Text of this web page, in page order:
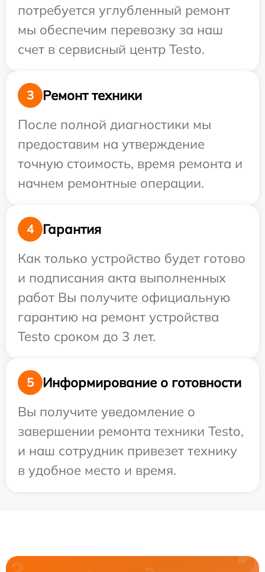
потребуется углубленный ремонт
мы обеспечим перевозку за наш
счет в сервисный центр Testo.
3
Ремонт техники
После полной диагностики мы
предоставим на утверждение
точную стоимость, время ремонта и
начнем ремонтные операции.
4
Гарантия
Как только устройство будет готово
и подписания акта выполненных
работ Вы получите официальную
гарантию на ремонт устройства
Testo сроком до 3 лет.
5
Информирование о готовности
Вы получите уведомление о
завершении ремонта техники Testo,
и наш сотрудник привезет технику
в удобное место и время.